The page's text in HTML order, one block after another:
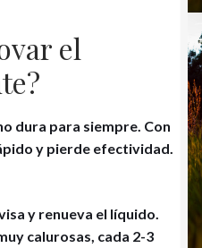
el
dura para siempre. Con
y pierde efectividad.
y renueva el líquido.
calurosas, cada 2-3